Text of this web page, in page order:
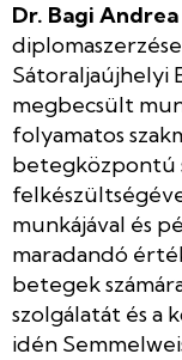
Dr. Bagi
Sátoraljaújhelyi
megbecsült
folyamatos
betegközpontú
munkájával és
maradandó
betegek
szolgálatát és a
idén